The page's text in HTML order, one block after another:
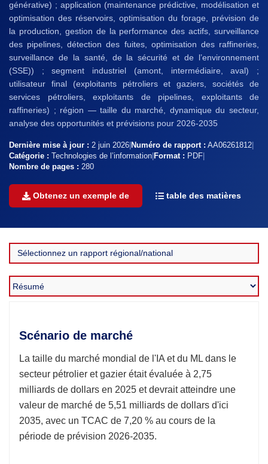
générative) ; application (maintenance prédictive, modélisation et
optimisation des réservoirs, optimisation du forage, prévision de
la production, gestion de la performance des actifs, surveillance
des pipelines, détection des fuites, optimisation des raffineries,
surveillance de la santé, de la sécurité et de l’environnement
(SSE)) ; segment industriel (amont, intermédiaire, aval) ;
utilisateur final (exploitants pétroliers et gaziers, sociétés de
services pétroliers, exploitants de pipelines, exploitants de
raffineries) ; région — taille du marché, dynamique du secteur,
analyse des opportunités et prévisions pour 2026-2035
Dernière mise à jour : 2 juin 2026 Numéro de rapport : AA06261812
Catégorie : Technologies de l’information Format : PDF
Nombre de pages : 280
Obtenez un exemple de table des matières
Scénario de marché
La taille du marché mondial de l'IA et du ML dans le
secteur pétrolier et gazier était évaluée à 2,75
milliards de dollars en 2025 et devrait atteindre une
valeur de marché de 5,51 milliards de dollars d'ici
2035, avec un TCAC de 7,20 % au cours de la
période de prévision 2026-2035.